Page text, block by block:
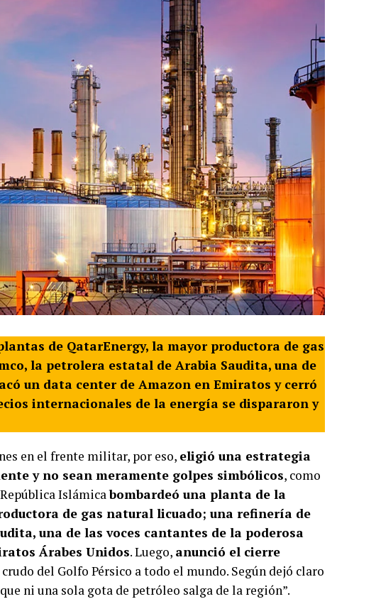
de QatarEnergy, la mayor productora de gas
la petrolera estatal de Arabia Saudita, una de
un data center de Amazon en Emiratos y cerró
internacionales de la energía se dispararon y
en el frente militar, por eso, eligió una estrategia
y no sean meramente golpes simbólicos, como
República Islámicabombardeó una planta de la
de gas natural licuado; una refinería de
una de las voces cantantes de la poderosa
Árabes Unidos. Luego, anunció el cierre
del Golfo Pérsico a todo el mundo. Según dejó claro
ni una sola gota de petróleo salga de la región”.